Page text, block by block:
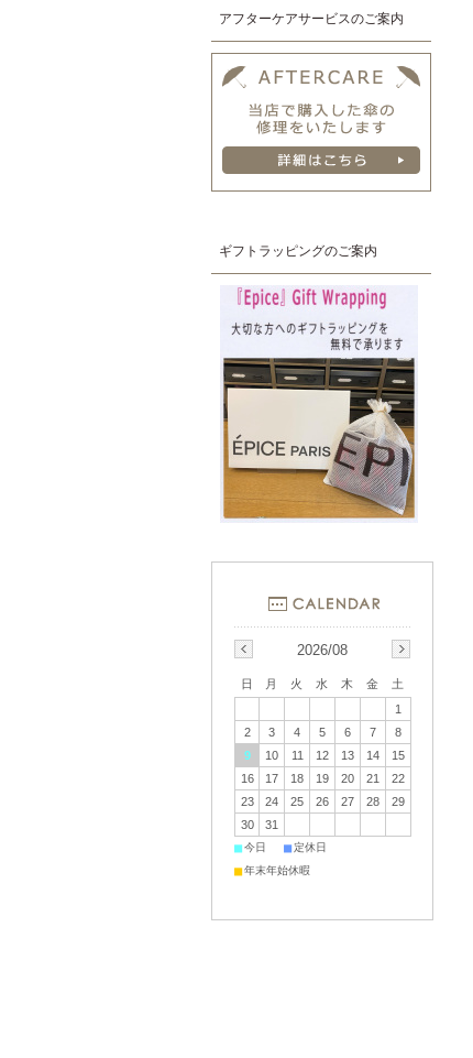
アフターケアサービスのご案内
ギフトラッピングのご案内
2026/08
日 月 火 水 木 金
土
1
2
3 4 5 6 7
8
9
10 11 12 13 14
15
16
17 18 19 20 21
22
23
24 25 26 27 28
29
30
31
■今日 ■定休日
■年末年始休暇